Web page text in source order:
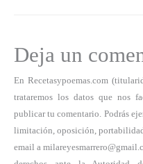
Deja un
En Recetasypoemas.com
trataremos los datos que nos
publicar tu comentario. Podrás
limitación, oposición,
email a